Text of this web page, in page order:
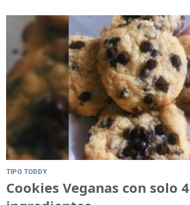
TIPO TODDY
Cookies Veganas con solo 4